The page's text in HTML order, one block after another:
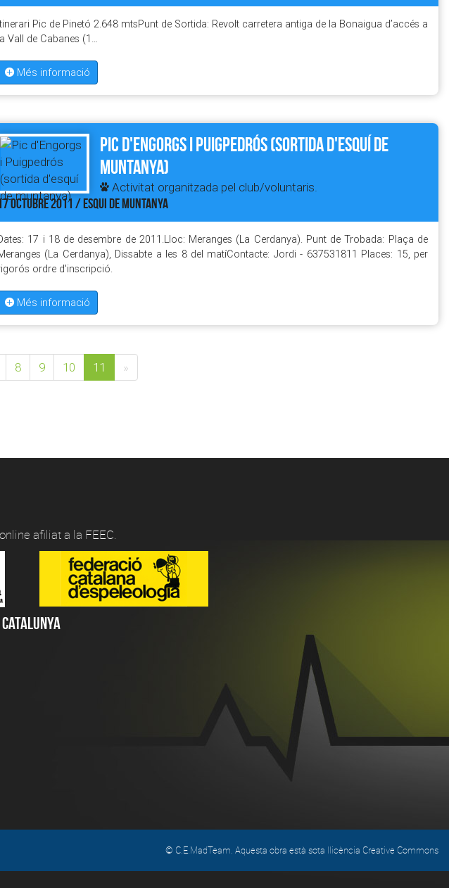
Pic de Pinetó 2.648 mtsPunt de Sortida: Revolt carretera antiga de la Bonaigua d’accés a
Vall de Cabanes (1…
Més informació
Pic d'Engorgs i Puigpedrós (sortida d'esquí de
muntanya)
Activitat organitzada pel club/voluntaris.
OCTUBRE 2011 / ESQUI DE MUNTANYA
17 i 18 de desembre de 2011.Lloc: Meranges (La Cerdanya). Punt de Trobada: Plaça de
(La Cerdanya), Dissabte a les 8 del matíContacte: Jordi - 637531811 Places: 15, per
ordre d'inscripció.
Més informació
8 9 10 11 »
afiliat a la FEEC.
© C.E.MadTeam. Aquesta obra està sota llicència Creative Commons